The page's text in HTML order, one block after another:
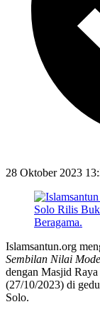
28 Oktober 2023
Islamsantun.org
Sembilan Nilai
dengan Masjid
(27/10/2023) di
Solo.